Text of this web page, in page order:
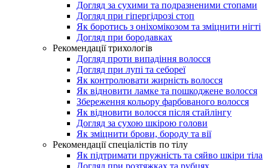
Догляд за сухими та подразненими стопами
Догляд при гіпергідрозі стоп
Як боротись з оніхомікозом та зміцнити нігті
Догляд при бородавках
Рекомендації трихологів
Догляд проти випадіння волосся
Догляд при лупі та себореї
Як контролювати жирність волосся
Як відновити ламке та пошкоджене волосся
Збереження кольору фарбованого волосся
Як відновити волосся після стайлінгу
Догляд за сухою шкірою голови
Як зміцнити брови, бороду та вії
Рекомендації спеціалістів по тілу
Як підтримати пружність та сяйво шкіри тіла